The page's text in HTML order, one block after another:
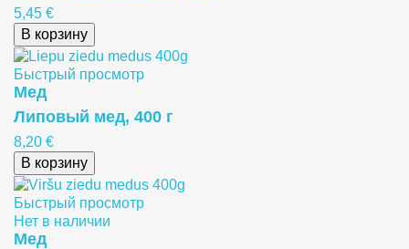
5,45 €
В корзину
Быстрый просмотр
Meд
Липовый мед, 400 г
8,20 €
В корзину
Быстрый просмотр
Нет в наличии
Meд